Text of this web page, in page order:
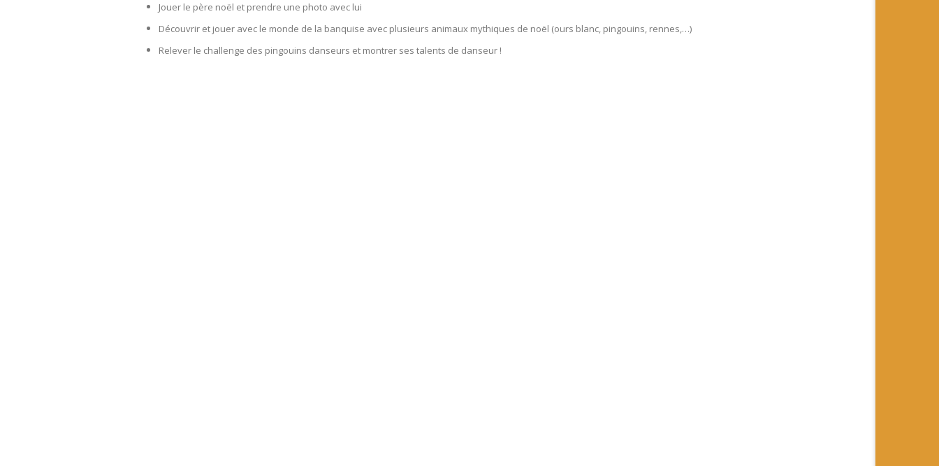
Jouer le père noël et prendre une photo avec lui
Découvrir et jouer avec le monde de la banquise avec plusieurs animaux mythiques de noël (ours blanc, pingouins, rennes,…)
Relever le challenge des pingouins danseurs et montrer ses talents de danseur !